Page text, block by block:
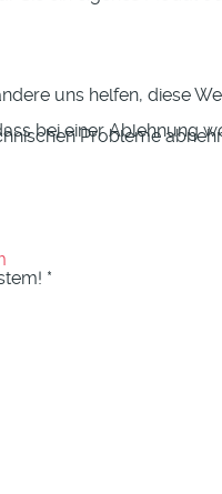
Probleme
*
uns helfen, diese
bei einer Ablehnung